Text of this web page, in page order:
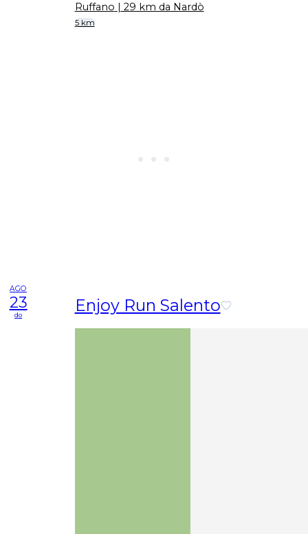
Ruffano | 29 km da Nardò
5 km
AGO
23
do Enjoy Run Salento